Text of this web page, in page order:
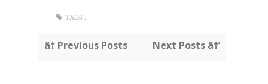
TAGS :
â† Previous Posts Next Posts â†’